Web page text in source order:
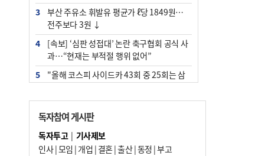
3
부산 주유소 휘발유 평균가 ℓ당 1849원…
전주보다 3원 ↓
4
[속보] ‘심판 성접대’ 논란 축구협회 공식 사
과…“현재는 부적절 행위 없어”
5
"올해 코스피 사이드카 43회 중 25회는 삼
군사기밀 유출자 색출 지시
7
서울 중랑구서 흉기 난동…60대 남성 2명
사망
독자참여 게시판
독자투고| 기사제보
인사|모임 | 개업 | 결혼|출산|동정 |부고